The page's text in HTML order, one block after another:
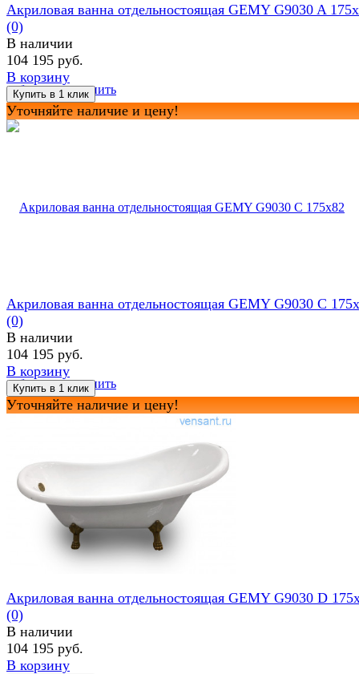
избранное сравнить
Акриловая ванна отдельностоящая GEMY G9030 A
(0)
В наличии
104 195 руб.
В корзину
Уточняйте наличие и цену!
избранное сравнить
Акриловая ванна отдельностоящая GEMY G9030 C
(0)
В наличии
104 195 руб.
В корзину
Уточняйте наличие и цену!
Акриловая ванна отдельностоящая GEMY G9030 D
(0)
В наличии
104 195 руб.
В корзину